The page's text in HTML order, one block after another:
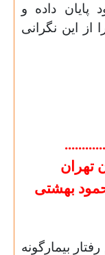
داده و
این نگرانی
بهشتی
بیمارگونه